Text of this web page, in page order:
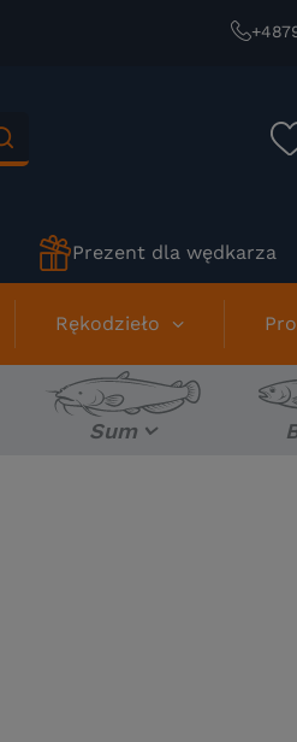
Prezent dla wędkarza
Rękodzieło
Sum